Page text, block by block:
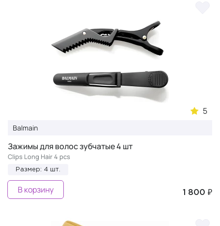
5
Balmain
Зажимы для волос зубчатые 4 шт
Clips Long Hair 4 pcs
Размер: 4 шт.
1 800 ₽
В корзину